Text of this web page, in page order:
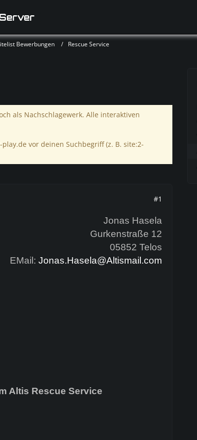
Bewerbungen Rescue Service
als Nachschlagewerk. Alle interaktiven
vor deinen Suchbegriff (z. B. site:2-
#1
Jonas Hasela
Gurkenstraße 12
05852 Telos
EMail: Jonas.Hasela@Altismail.com
Altis Rescue Service